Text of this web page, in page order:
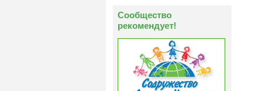
Сообщество
рекомендует!